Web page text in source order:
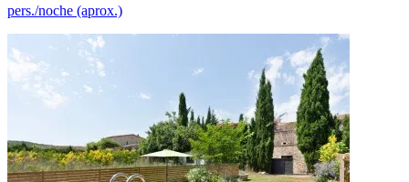
pers./noche (aprox.)